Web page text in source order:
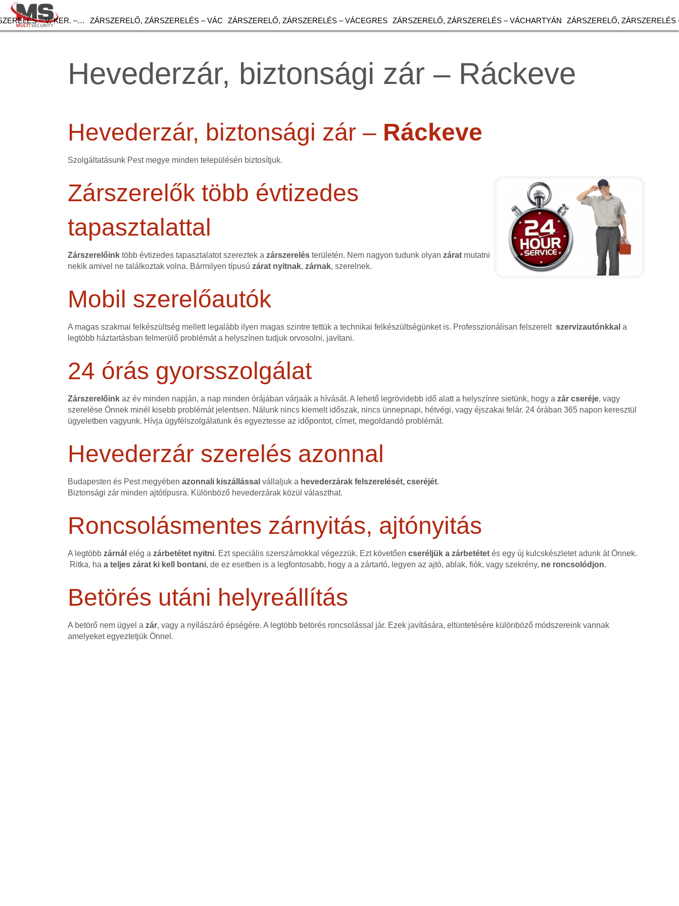
– V. KER. –… ZÁRSZERELŐ, ZÁRSZERELÉS – VÁC ZÁRSZERELŐ, ZÁRSZERELÉS – VÁCEGRES ZÁRSZERELŐ, ZÁRSZERELÉS – VÁCHARTYÁN ZÁRSZERELŐ, ZÁRSZERELÉS
Hevederzár, biztonsági zár – Ráckeve
Hevederzár, biztonsági zár – Ráckeve
Szolgáltatásunk Pest megye minden településén biztosítjuk.
Zárszerelők több évtizedes
tapasztalattal
Zárszerelőink több évtizedes tapasztalatot szereztek azárszerelés területén. Nem nagyon tudunk olyanzárat mutatni
nekik amivel ne találkoztak volna. Bármilyen típusúzárat nyitnak,zárnak, szerelnek.
Mobil szerelőautók
A magas szakmai felkészültség mellett legalább ilyen magas szintre tettük a technikai felkészültségünket is. Professzionálisan felszereltszervizautónkkal a
legtöbb háztartásban felmerülő problémát a helyszínen tudjuk orvosolni, javítani.
24 órás gyorsszolgálat
Zárszerelőink az év minden napján, a nap minden órájában várjaák a hívását. A lehető legrövidebb idő alatt a helyszínre sietünk, hogy azár cseréje, vagy
szerelése Önnek minél kisebb problémát jelentsen. Nálunk nincs kiemelt időszak, nincs ünnepnapi, hétvégi, vagy éjszakai felár. 24 órában 365 napon keresztül
ügyeletben vagyunk. Hívja ügyfélszolgálatunk és egyeztesse az időpontot, címet, megoldandó problémát.
Hevederzár szerelés azonnal
Budapesten és Pest megyében azonnali kiszállással vállaljuk a hevederzárak felszerelését, cseréjét.
Biztonsági zár minden ajtótípusra. Különböző hevederzárak közül választhat.
Roncsolásmentes zárnyitás, ajtónyitás
A legtöbbzárnál elég azárbetétet nyitni. Ezt speciális szerszámokkal végezzük. Ezt követőencseréljük a zárbetétet és egy új kulcskészletet adunk át Önnek.
Ritka, haa teljes zárat ki kell bontani, de ez esetben is a legfontosabb, hogy a a zártartó, legyen az ajtó, ablak, fiók, vagy szekrény, ne roncsolódjon.
Betörés utáni helyreállítás
A betörő nem ügyel azár, vagy a nyílászáró épségére. A legtöbb betörés roncsolással jár. Ezek javítására, eltüntetésére különböző módszereink vannak
amelyeket egyeztetjük Önnel.